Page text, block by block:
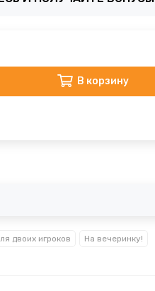
В корзину
двоих игроков На вечеринку!